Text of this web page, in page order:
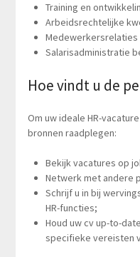
Training en
Arbeidsrechtelijke
Medewerkersrelaties
Salarisadministratie
Hoe vindt u de
Om uw ideale HR-
bronnen raadplegen:
Bekijk vacatures op
Netwerk met andere
Schrijf u in bij
HR-functies;
Houd uw cv up-to-
specifieke vereisten